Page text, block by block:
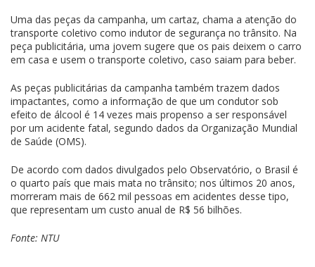
Uma das peças da campanha, um cartaz, chama a atenção do
transporte coletivo como indutor de segurança no trânsito. Na
peça publicitária, uma jovem sugere que os pais deixem o carro
em casa e usem o transporte coletivo, caso saiam para beber.
As peças publicitárias da campanha também trazem dados
impactantes, como a informação de que um condutor sob
efeito de álcool é 14 vezes mais propenso a ser responsável
por um acidente fatal, segundo dados da Organização Mundial
de Saúde (OMS).
De acordo com dados divulgados pelo Observatório, o Brasil é
o quarto país que mais mata no trânsito; nos últimos 20 anos,
morreram mais de 662 mil pessoas em acidentes desse tipo,
que representam um custo anual de R$ 56 bilhões.
Fonte: NTU